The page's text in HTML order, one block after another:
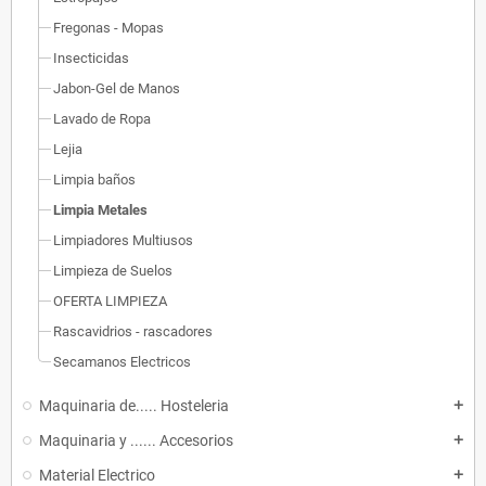
Fregonas - Mopas
Insecticidas
Jabon-Gel de Manos
Lavado de Ropa
Lejia
Limpia baños
Limpia Metales
Limpiadores Multiusos
Limpieza de Suelos
OFERTA LIMPIEZA
Rascavidrios - rascadores
Secamanos Electricos
Maquinaria de..... Hosteleria add
Maquinaria y ...... Accesorios add
Material Electrico add